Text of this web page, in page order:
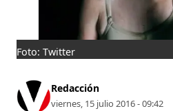
Foto: Twitter
Redacción
viernes, 15 julio 2016 - 09:42